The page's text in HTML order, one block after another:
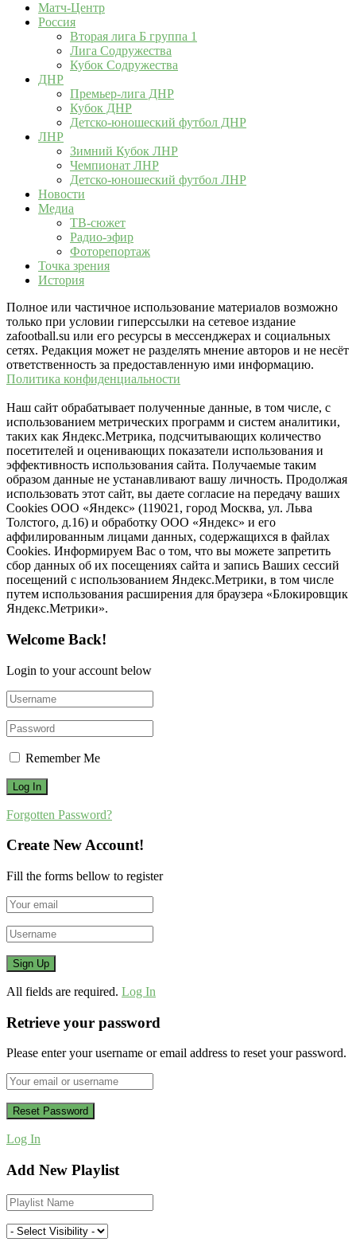
Матч-Центр
Россия
Вторая лига Б группа 1
Лига Содружества
Кубок Содружества
ДНР
Премьер-лига ДНР
Кубок ДНР
Детско-юношеский футбол ДНР
ЛНР
Зимний Кубок ЛНР
Чемпионат ЛНР
Детско-юношеский футбол ЛНР
Новости
Медиа
ТВ-сюжет
Радио-эфир
Фоторепортаж
Точка зрения
История
Полное или частичное использование материалов возможно
только при условии гиперссылки на сетевое издание
zafootball.su или его ресурсы в мессенджерах и социальных
сетях. Редакция может не разделять мнение авторов и не несёт
ответственность за предоставленную ими информацию.
Политика конфиденциальности
Наш сайт обрабатывает полученные данные, в том числе, с
использованием метрических программ и систем аналитики,
таких как Яндекс.Метрика, подсчитывающих количество
посетителей и оценивающих показатели использования и
эффективность использования сайта. Получаемые таким
образом данные не устанавливают вашу личность. Продолжая
использовать этот сайт, вы даете согласие на передачу ваших
Cookies ООО «Яндекс» (119021, город Москва, ул. Льва
Толстого, д.16) и обработку ООО «Яндекс» и его
аффилированным лицами данных, содержащихся в файлах
Cookies. Информируем Вас о том, что вы можете запретить
сбор данных об их посещениях сайта и запись Ваших сессий
посещений с использованием Яндекс.Метрики, в том числе
путем использования расширения для браузера «Блокировщик
Яндекс.Метрики».
Welcome Back!
Login to your account below
Remember Me
Forgotten Password?
Create New Account!
Fill the forms bellow to register
All fields are required. Log In
Retrieve your password
Please enter your username or email address to reset your password.
Log In
Add New Playlist